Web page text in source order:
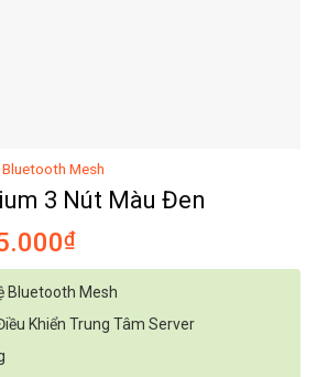
Mesh
3 Nút Màu Đen
₫Giá
hiện
tại
là:
Bluetooth Mesh
Khiển Trung Tâm Server